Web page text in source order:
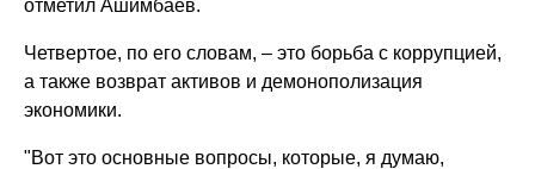
отметил Ашимбаев.
Четвертое, по его словам, – это борьба с коррупцией,
а также возврат активов и демонополизация
экономики.
"Вот это основные вопросы, которые, я думаю,